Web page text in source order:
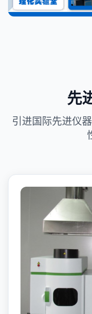
先
引进国际先进仪